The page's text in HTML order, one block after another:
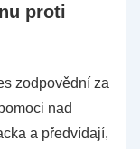
proti
zodpovědní za
nad
a předvídají,